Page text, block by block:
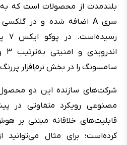
بلندمدت از محصولات است که
سامسونگ را در بخش نرم‌افزار
شرکت‌های سازنده این دو
مصنوعی رویکرد متفاوتی در
قابلیت‌های خلاقانه مبتنی بر